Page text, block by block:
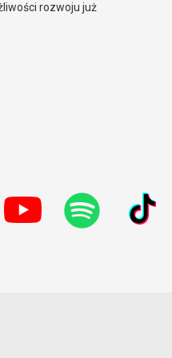
rozwoju już